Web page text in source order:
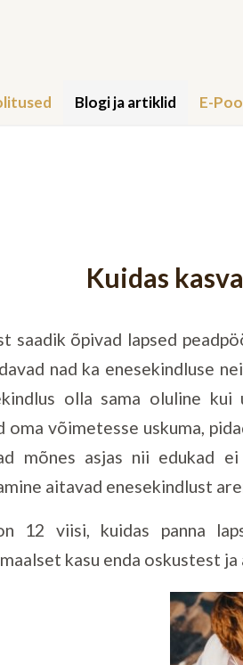
Blogi ja artiklid E-
Kuidas
saadik õpivad lapsed
nad ka enesekindluse
olla sama oluline kui
oma võimetesse uskuma,
mõnes asjas nii edukad
aitavad enesekindlust
12 viisi, kuidas panna
kasu enda oskustest